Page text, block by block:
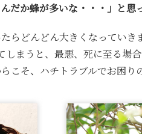
んだか蜂が多いな・・・」と
らどんどん大きくなっていき
しまうと、最悪、死に至る場
こそ、ハチトラブルでお困り